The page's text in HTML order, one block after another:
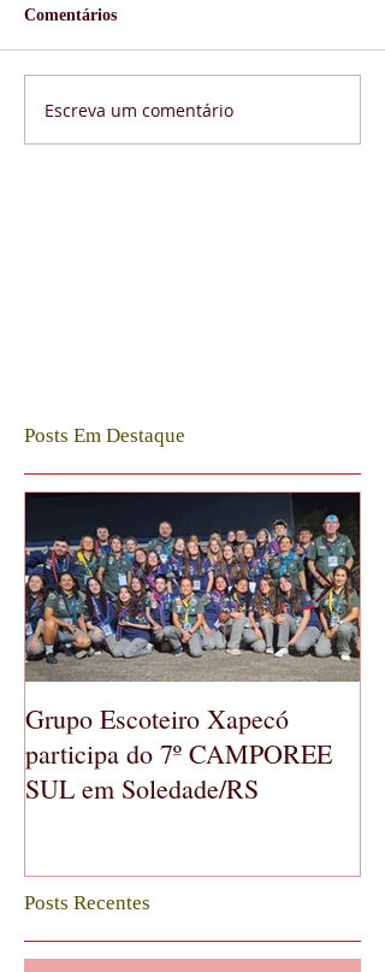
Comentários
Escreva um comentário
Posts Em Destaque
Grupo Escoteiro Xapecó
participa do 7º CAMPOREE
SUL em Soledade/RS
Posts Recentes